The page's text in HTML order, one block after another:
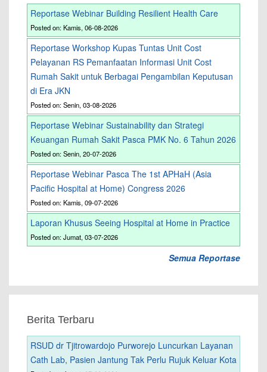
Reportase Webinar Building Resilient Health Care
Posted on: Kamis, 06-08-2026
Reportase Workshop Kupas Tuntas Unit Cost
Pelayanan RS Pemanfaatan Informasi Unit Cost
Rumah Sakit untuk Berbagai Pengambilan Keputusan
di Era JKN
Posted on: Senin, 03-08-2026
Reportase Webinar Sustainability dan Strategi
Keuangan Rumah Sakit Pasca PMK No. 6 Tahun 2026
Posted on: Senin, 20-07-2026
Reportase Webinar Pasca The 1st APHaH (Asia
Pacific Hospital at Home) Congress 2026
Posted on: Kamis, 09-07-2026
Laporan Khusus Seeing Hospital at Home in Practice
Posted on: Jumat, 03-07-2026
Semua Reportase
Berita Terbaru
RSUD dr Tjitrowardojo Purworejo Luncurkan Layanan
Cath Lab, Pasien Jantung Tak Perlu Rujuk Keluar Kota